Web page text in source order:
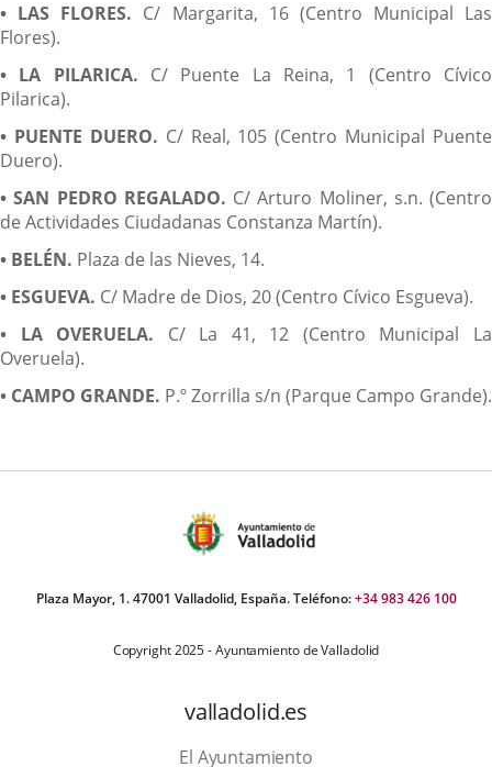
• LAS FLORES. C/ Margarita, 16 (Centro Municipal Las
Flores).
• LA PILARICA. C/ Puente La Reina, 1 (Centro Cívico
Pilarica).
• PUENTE DUERO. C/ Real, 105 (Centro Municipal Puente
Duero).
• SAN PEDRO REGALADO. C/ Arturo Moliner, s.n. (Centro
de Actividades Ciudadanas Constanza Martín).
• BELÉN. Plaza de las Nieves, 14.
• ESGUEVA. C/ Madre de Dios, 20 (Centro Cívico Esgueva).
• LA OVERUELA. C/ La 41, 12 (Centro Municipal La
Overuela).
• CAMPO GRANDE. P.º Zorrilla s/n (Parque Campo Grande).
Plaza Mayor, 1. 47001 Valladolid, España. Teléfono:+34 983 426 100
Copyright 2025 - Ayuntamiento de Valladolid
valladolid.es
El Ayuntamiento